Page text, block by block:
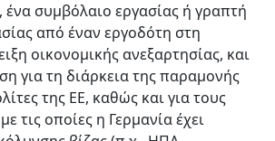
ένα συμβόλαιο εργασίας ή γραπτή
από έναν εργοδότη στη
οικονομικής ανεξαρτησίας, και
για τη διάρκεια της παραμονής
της ΕΕ, καθώς και για τους
τις οποίες η Γερμανία έχει